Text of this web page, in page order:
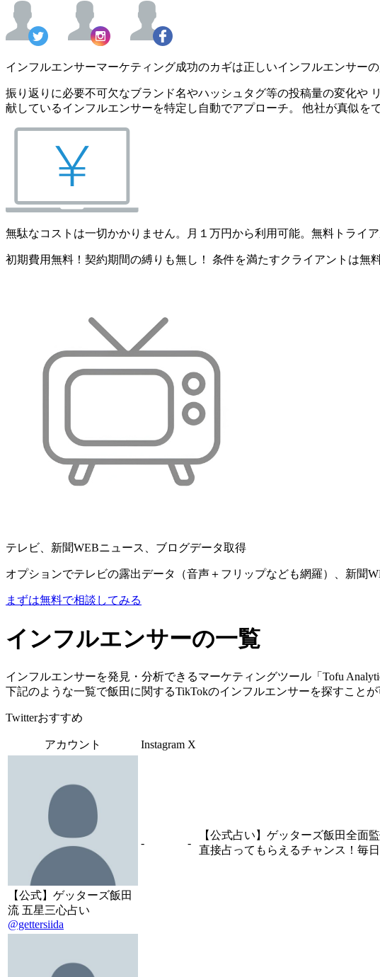
インフルエンサーマーケティング成功のカギは正しいインフルエンサー
振り返りに必要不可欠なブランド名やハッシュタグ等の投稿量の変化や
献しているインフルエンサーを特定し自動でアプローチ。 他社が真似を
無駄なコストは一切かかりません。月１万円から利用可能。無料トライア
初期費用無料！契約期間の縛りも無し！ 条件を満たすクライアントは無
テレビ、新聞WEBニュース、ブログデータ取得
オプションでテレビの露出データ（音声＋フリップなども網羅）、新聞
まずは無料で相談してみる
インフルエンサーの一覧
インフルエンサーを発見・分析できるマーケティングツール「Tofu
下記のような一覧で飯田に関するTikTokのインフルエンサーを探すことが
Twitterおすすめ
アカウント Instagram X
【公式】ゲッターズ飯田
流 五星三心占い
@gettersiida
- -
【公式占い】ゲッターズ飯田全面
直接占ってもらえるチャンス！毎